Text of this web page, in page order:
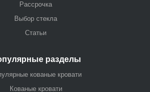
Рассрочка
Выбор стекла
Статьи
разделы
кованые кровати
Кованые кровати